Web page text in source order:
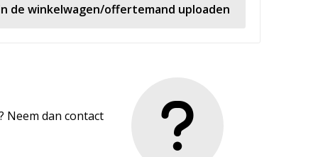
de winkelwagen/offertemand uploaden
Neem dan contact